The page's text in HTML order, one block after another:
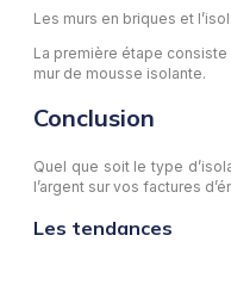
Les murs en briques et
La première étape
mur de mousse isolante.
Conclusion
Quel que soit le type
l’argent sur vos factures
Les tendances